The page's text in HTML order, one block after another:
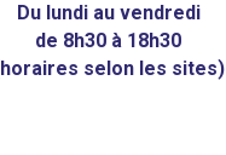
Du lundi au vendredi
de 8h30 à 18h30
selon les sites)